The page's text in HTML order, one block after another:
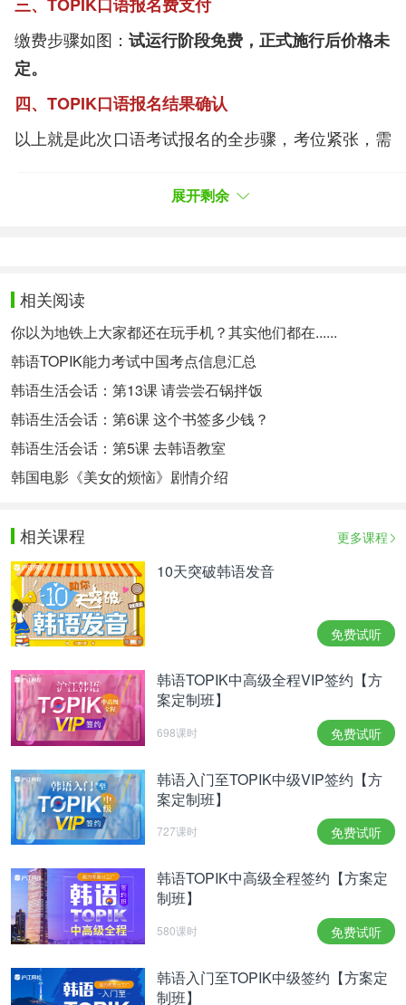
缴费步骤如图： 试运行阶段免费，正式施行后价格未
定。
四、TOPIK口语报名结果确认
以上就是此次口语考试报名的全步骤，考位紧张，需
TOPIK口语考试方案
一、TOPIK口语证书有效期
从公开成绩开始，2年内有效。
二、TOPIK口语考试用处：
1.外国人及在外侨胞参与国内大学奖学金选拔时
2.选拔希望在韩国企业就职的人选及人事考核
3.滞留签证申请
入场时间：11:00前
确认考生信息及注意事项介绍：11:00~11:20
开始考试：11:20
结束考试：11:50
好啦，关于口语考试韩语菌就介绍这么多，有疑问欢
迎大家留言。
为了帮你更好的备考，韩语菌准备了TOPIK备考大礼
包！
点击进行>>TOPIK水平摸底测试
点击制定>>TOPIK口语考试方案
点击查看>>TOPIK备考课程汇总
相关阅读：
TOPIK报名资讯
TOPIK备考经验
展开剩余
相关阅读
你以为地铁上大家都还在玩手机？其实他们都在......
韩语TOPIK能力考试中国考点信息汇总
韩语生活会话：第13课 请尝尝石锅拌饭
韩语生活会话：第6课 这个书签多少钱？
韩语生活会话：第5课 去韩语教室
韩国电影《美女的烦恼》剧情介绍
相关课程 更多课程
10天突破韩语发音
免费试听
韩语TOPIK中高级全程VIP签约【方
案定制班】
698课时 免费试听
韩语入门至TOPIK中级VIP签约【方
案定制班】
727课时 免费试听
韩语TOPIK中高级全程签约【方案定
制班】
580课时 免费试听
韩语入门至TOPIK中级签约【方案定
制班】